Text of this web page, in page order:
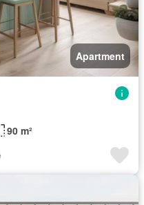
Apartment
90 m²